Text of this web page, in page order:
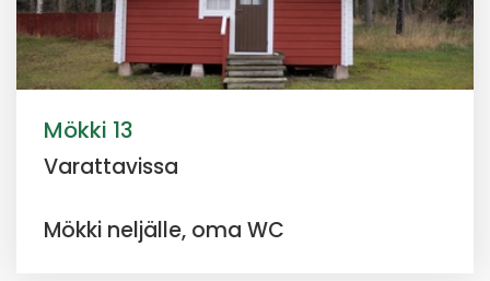
Mökki 13
Varattavissa
Mökki neljälle, oma WC